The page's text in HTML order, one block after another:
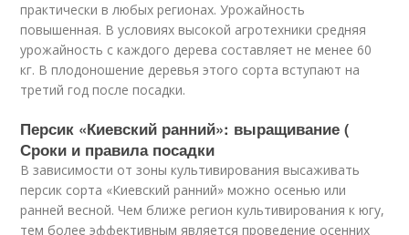
практически в любых регионах. Урожайность
повышенная. В условиях высокой агротехники средняя
урожайность с каждого дерева составляет не менее 60
кг. В плодоношение деревья этого сорта вступают на
третий год после посадки.
Персик «Киевский ранний»: выращивание (
Сроки и правила посадки
В зависимости от зоны культивирования высаживать
персик сорта «Киевский ранний» можно осенью или
ранней весной. Чем ближе регион культивирования к югу,
тем более эффективным является проведение осенних